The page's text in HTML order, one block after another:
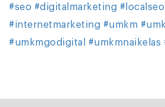
#seo #digitalmarketing #localseo
#internetmarketing #umkm
#umkmgodigital
#umkmnaikelas